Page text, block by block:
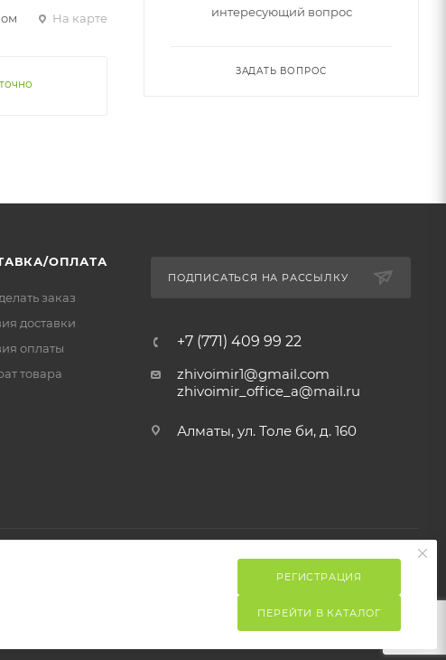
На карте
интересующий вопрос
ЗАДАТЬ ВОПРОС
ОПЛАТА
заказ
доставки
оплаты
товара
ПОДПИСАТЬСЯ НА РАССЫЛКУ
+7 (771) 409 99 22
zhivoimir1@gmail.com
zhivoimir_office_a@mail.ru
Алматы, ул. Толе би, д. 160
РЕГИСТРАЦИЯ
ПЕРЕЙТИ В КАТАЛОГ